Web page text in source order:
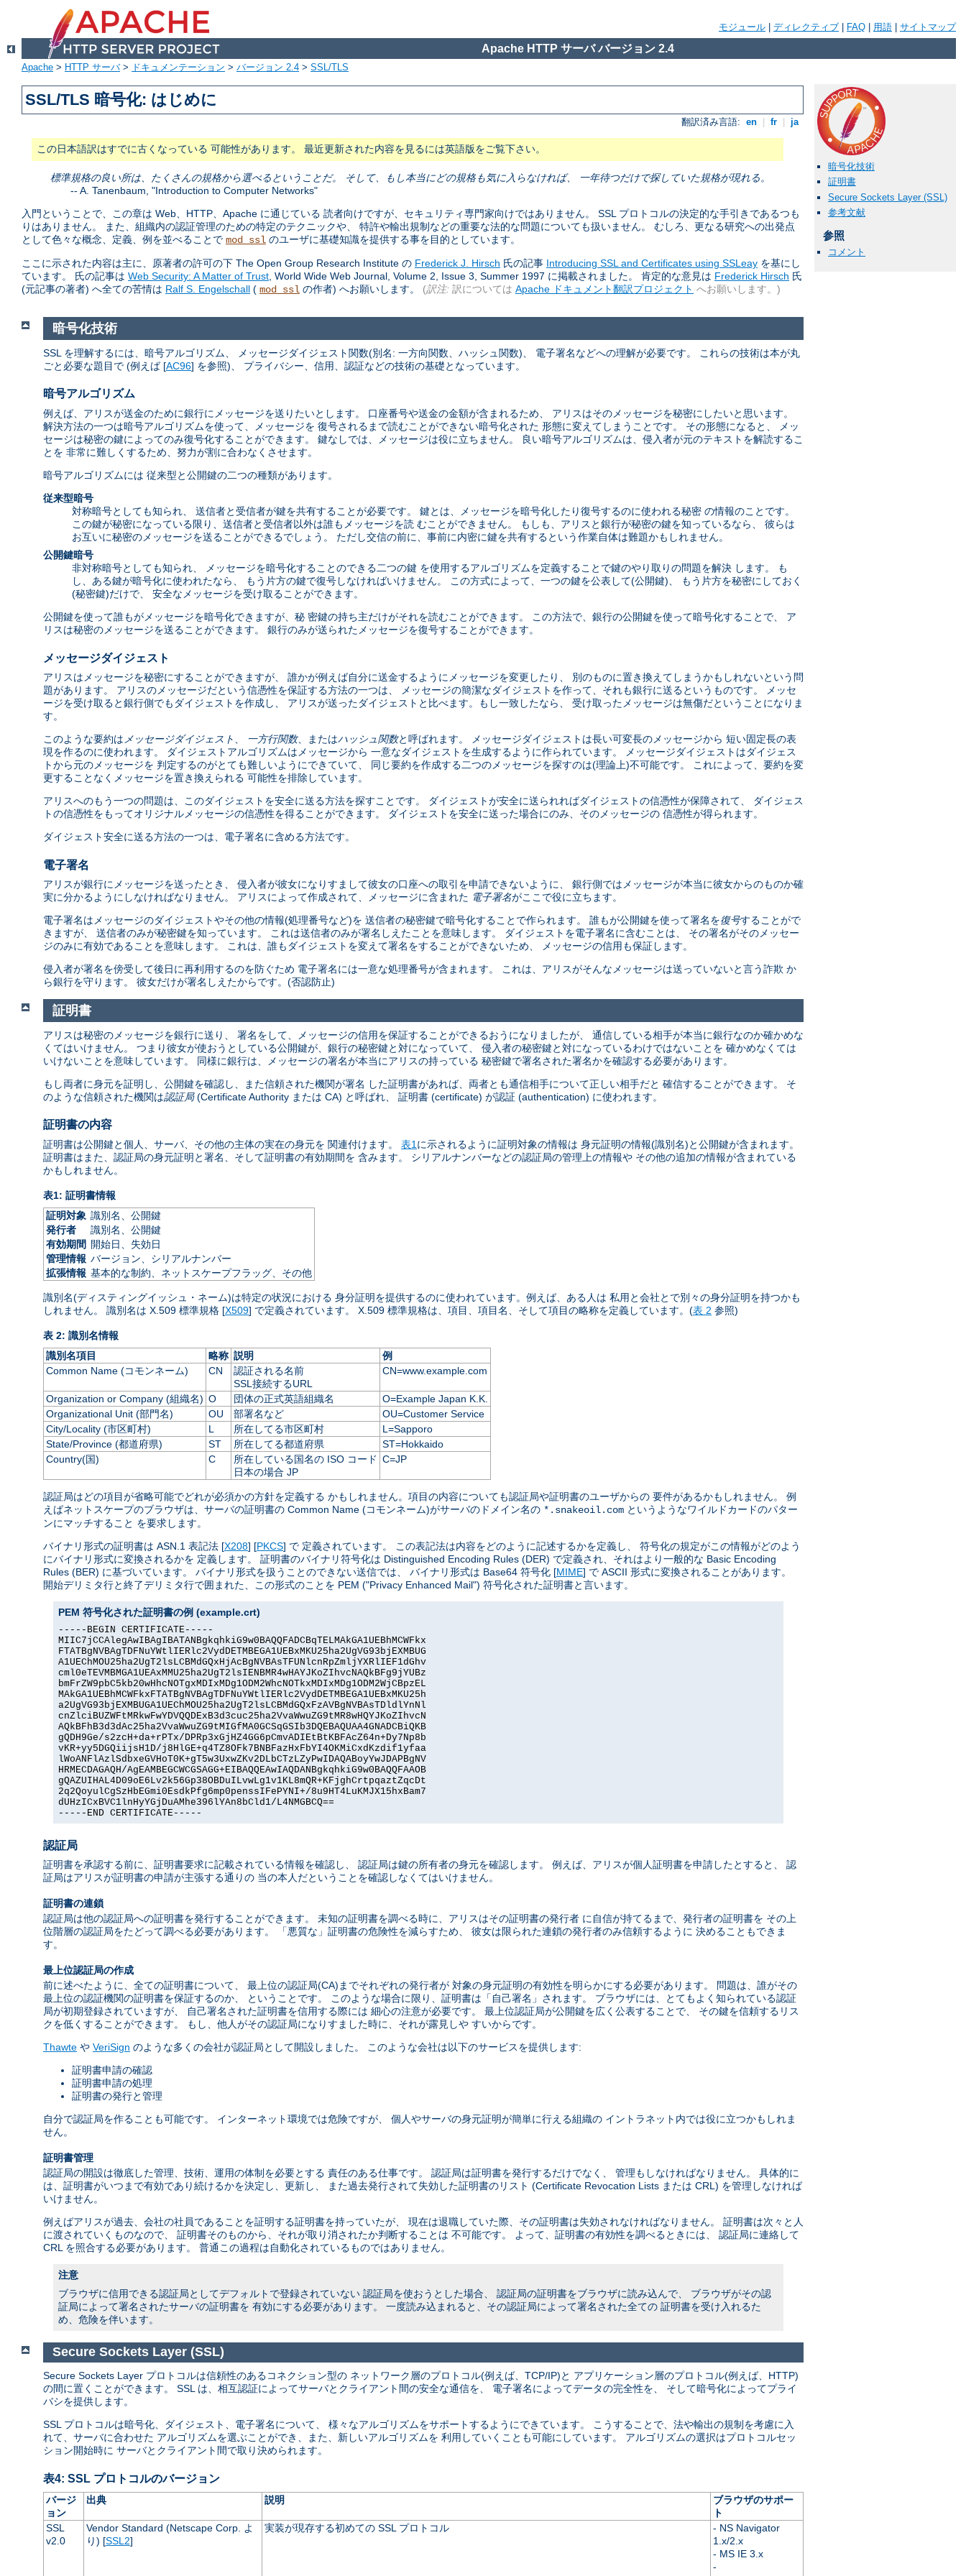
モジュール ディレクティブ FAQ 用語 サイトマップ
Apache HTTP サーバ バージョン 2.4
Apache > HTTP サーバ> ドキュメンテーション > バージョン 2.4 > SSL/TLS
SSL/TLS 暗号化: はじめに
翻訳済み言語: en fr ja
この日本語訳はすでに古くなっている 可能性があります。 最近更新された内容を見るには英語版をご覧下さい。
標準規格の良い所は、たくさんの規格から選べるということだ。 そして、もし本当にどの規格も気に入らなければ、 一年待つだけで探していた規格が現れる。
-- A. Tanenbaum, "Introduction to Computer Networks"
入門ということで、この章は Web、HTTP、Apache に通じている 読者向けですが、セキュリティ専門家向けではありません。 SSL プロトコルの決定的な手引きであるつも
りはありません。 また、組織内の認証管理のための特定のテクニックや、 特許や輸出規制などの重要な法的な問題についても扱いません。 むしろ、更なる研究への出発点
として色々な概念、定義、例を並べることで mod_ssl のユーザに基礎知識を提供する事を目的としています。
ここに示された内容は主に、原著者の許可の下 The Open Group Research Institute の Frederick J. Hirsch 氏の記事 Introducing SSL and Certificates using SSLeay を基にし
ています。 氏の記事は Web Security: A Matter of Trust, World Wide Web Journal, Volume 2, Issue 3, Summer 1997 に掲載されました。 肯定的な意見は Frederick Hirsch 氏
(元記事の著者) へ全ての苦情は Ralf S. Engelschall ( mod_ssl の作者) へお願いします。 (訳注: 訳については Apache ドキュメント翻訳プロジェクト へお願いします。)
暗号化技術
証明書
Secure Sockets Layer (SSL)
参考文献
参照
コメント
暗号化技術
SSL を理解するには、暗号アルゴリズム、 メッセージダイジェスト関数(別名: 一方向関数、ハッシュ関数)、 電子署名などへの理解が必要です。 これらの技術は本が丸
ごと必要な題目で (例えば [AC96] を参照)、 プライバシー、信用、認証などの技術の基礎となっています。
暗号アルゴリズム
例えば、アリスが送金のために銀行にメッセージを送りたいとします。 口座番号や送金の金額が含まれるため、 アリスはそのメッセージを秘密にしたいと思います。
解決方法の一つは暗号アルゴリズムを使って、メッセージを 復号されるまで読むことができない暗号化された 形態に変えてしまうことです。 その形態になると、 メッ
セージは秘密の鍵によってのみ復号化することができます。 鍵なしでは、メッセージは役に立ちません。 良い暗号アルゴリズムは、侵入者が元のテキストを解読するこ
とを 非常に難しくするため、努力が割に合わなくさせます。
暗号アルゴリズムには 従来型と公開鍵の二つの種類があります。
従来型暗号
対称暗号としても知られ、 送信者と受信者が鍵を共有することが必要です。 鍵とは、メッセージを暗号化したり復号するのに使われる秘密 の情報のことです。
この鍵が秘密になっている限り、送信者と受信者以外は誰もメッセージを読 むことができません。 もしも、アリスと銀行が秘密の鍵を知っているなら、 彼らは
お互いに秘密のメッセージを送ることができるでしょう。 ただし交信の前に、事前に内密に鍵を共有するという作業自体は難題かもしれません。
公開鍵暗号
非対称暗号としても知られ、 メッセージを暗号化することのできる二つの鍵 を使用するアルゴリズムを定義することで鍵のやり取りの問題を解決 します。 も
し、ある鍵が暗号化に使われたなら、 もう片方の鍵で復号しなければいけません。 この方式によって、一つの鍵を公表して(公開鍵)、 もう片方を秘密にしておく
(秘密鍵)だけで、 安全なメッセージを受け取ることができます。
公開鍵を使って誰もがメッセージを暗号化できますが、秘 密鍵の持ち主だけがそれを読むことができます。 この方法で、銀行の公開鍵を使って暗号化することで、 ア
リスは秘密のメッセージを送ることができます。 銀行のみが送られたメッセージを復号することができます。
メッセージダイジェスト
アリスはメッセージを秘密にすることができますが、 誰かが例えば自分に送金するようにメッセージを変更したり、 別のものに置き換えてしまうかもしれないという問
題があります。 アリスのメッセージだという信憑性を保証する方法の一つは、 メッセージの簡潔なダイジェストを作って、それも銀行に送るというものです。 メッセ
ージを受け取ると銀行側でもダイジェストを作成し、 アリスが送ったダイジェストと比べます。もし一致したなら、 受け取ったメッセージは無傷だということになりま
す。
このような要約は メッセージダイジェスト 一方行関数、またはハッシュ関数と呼ばれます。 メッセージダイジェストは長い可変長のメッセージから 短い固定長の表
現を作るのに使われます。 ダイジェストアルゴリズムはメッセージから 一意なダイジェストを生成するように作られています。 メッセージダイジェストはダイジェス
トから元のメッセージを 判定するのがとても難しいようにできていて、 同じ要約を作成する二つのメッセージを探すのは(理論上)不可能です。 これによって、要約を変
更することなくメッセージを置き換えられる 可能性を排除しています。
アリスへのもう一つの問題は、このダイジェストを安全に送る方法を探すことです。 ダイジェストが安全に送られればダイジェストの信憑性が保障されて、 ダイジェス
トの信憑性をもってオリジナルメッセージの信憑性を得ることができます。 ダイジェストを安全に送った場合にのみ、そのメッセージの 信憑性が得られます。
ダイジェスト安全に送る方法の一つは、電子署名に含める方法です。
電子署名
アリスが銀行にメッセージを送ったとき、 侵入者が彼女になりすまして彼女の口座への取引を申請できないように、 銀行側ではメッセージが本当に彼女からのものか確
実に分かるようにしなければなりません。 アリスによって作成されて、メッセージに含まれた 電子署名がここで役に立ちます。
電子署名はメッセージのダイジェストやその他の情報(処理番号など)を 送信者の秘密鍵で暗号化することで作られます。 誰もが公開鍵を使って署名を復号することがで
きますが、 送信者のみが秘密鍵を知っています。 これは送信者のみが署名しえたことを意味します。 ダイジェストを電子署名に含むことは、 その署名がそのメッセー
ジのみに有効であることを意味します。 これは、誰もダイジェストを変えて署名をすることができないため、 メッセージの信用も保証します。
侵入者が署名を傍受して後日に再利用するのを防ぐため 電子署名には一意な処理番号が含まれます。 これは、アリスがそんなメッセージは送っていないと言う詐欺 か
ら銀行を守ります。 彼女だけが署名しえたからです。(否認防止)
証明書
アリスは秘密のメッセージを銀行に送り、 署名をして、メッセージの信用を保証することができるおうになりましたが、 通信している相手が本当に銀行なのか確かめな
くてはいけません。 つまり彼女が使おうとしている公開鍵が、銀行の秘密鍵と対になっていて、 侵入者の秘密鍵と対になっているわけではないことを 確かめなくては
いけないことを意味しています。 同様に銀行は、メッセージの署名が本当にアリスの持っている 秘密鍵で署名された署名かを確認する必要があります。
もし両者に身元を証明し、公開鍵を確認し、また信頼された機関が署名 した証明書があれば、両者とも通信相手について正しい相手だと 確信することができます。 そ
のような信頼された機関は認証局(Certificate Authority または CA) と呼ばれ、 証明書 (certificate) が認証 (authentication) に使われます。
証明書の内容
証明書は公開鍵と個人、サーバ、その他の主体の実在の身元を 関連付けます。 表1 に示されるように証明対象の情報は 身元証明の情報(識別名)と公開鍵が含まれます。
証明書はまた、認証局の身元証明と署名、そして証明書の有効期間を 含みます。 シリアルナンバーなどの認証局の管理上の情報や その他の追加の情報が含まれている
かもしれません。
表1: 証明書情報
証明対象 識別名、公開鍵
発行者
識別名、公開鍵
有効期間 開始日、失効日
管理情報 バージョン、シリアルナンバー
拡張情報 基本的な制約、ネットスケープフラッグ、その他
識別名(ディスティングイッシュ・ネーム)は特定の状況における 身分証明を提供するのに使われています。例えば、ある人は 私用と会社とで別々の身分証明を持つかも
しれません。 識別名は X.509 標準規格 [X509] で定義されています。 X.509 標準規格は、項目、項目名、そして項目の略称を定義しています。(表 2 参照)
表 2: 識別名情報
識別名項目
略称 説明
例
Common Name (コモンネーム)
CN
認証される名前
SSL接続するURL
CN=www.example.com
Organization or Company (組織名) O 団体の正式英語組織名
O=Example Japan K.K.
Organizational Unit (部門名)
OU 部署名など
OU=Customer Service
City/Locality (市区町村)
L 所在してる市区町村
L=Sapporo
State/Province (都道府県)
ST 所在してる都道府県
ST=Hokkaido
Country(国)
C
所在している国名の ISO コード
日本の場合 JP
C=JP
認証局はどの項目が省略可能でどれが必須かの方針を定義する かもしれません。項目の内容についても認証局や証明書のユーザからの 要件があるかもしれません。 例
えばネットスケープのブラウザは、サーバの証明書の Common Name (コモンネーム)がサーバのドメイン名の *.snakeoil.com というようなワイルドカードのパター
ンにマッチすること を要求します。
バイナリ形式の証明書は ASN.1 表記法 [X208] [PKCS] で 定義されています。 この表記法は内容をどのように記述するかを定義し、 符号化の規定がこの情報がどのよう
にバイナリ形式に変換されるかを 定義します。 証明書のバイナリ符号化は Distinguished Encoding Rules (DER) で定義され、それはより一般的な Basic Encoding
Rules (BER) に基づいています。 バイナリ形式を扱うことのできない送信では、 バイナリ形式は Base64 符号化 [MIME] で ASCII 形式に変換されることがあります。
開始デリミタ行と終了デリミタ行で囲まれた、この形式のことを PEM ("Privacy Enhanced Mail") 符号化された証明書と言います。
PEM 符号化された証明書の例 (example.crt)
-----BEGIN CERTIFICATE-----
MIIC7jCCAlegAwIBAgIBATANBgkqhkiG9w0BAQQFADCBqTELMAkGA1UEBhMCWFkx
FTATBgNVBAgTDFNuYWtlIERlc2VydDETMBEGA1UEBxMKU25ha2UgVG93bjEXMBUG
A1UEChMOU25ha2UgT2lsLCBMdGQxHjAcBgNVBAsTFUNlcnRpZmljYXRlIEF1dGhv
cml0eTEVMBMGA1UEAxMMU25ha2UgT2lsIENBMR4wHAYJKoZIhvcNAQkBFg9jYUBz
bmFrZW9pbC5kb20wHhcNOTgxMDIxMDg1ODM2WhcNOTkxMDIxMDg1ODM2WjCBpzEL
MAkGA1UEBhMCWFkxFTATBgNVBAgTDFNuYWtlIERlc2VydDETMBEGA1UEBxMKU25h
a2UgVG93bjEXMBUGA1UEChMOU25ha2UgT2lsLCBMdGQxFzAVBgNVBAsTDldlYnNl
cnZlciBUZWFtMRkwFwYDVQQDExB3d3cuc25ha2VvaWwuZG9tMR8wHQYJKoZIhvcN
AQkBFhB3d3dAc25ha2VvaWwuZG9tMIGfMA0GCSqGSIb3DQEBAQUAA4GNADCBiQKB
gQDH9Ge/s2zcH+da+rPTx/DPRp3xGjHZ4GG6pCmvADIEtBtKBFAcZ64n+Dy7Np8b
vKR+yy5DGQiijsH1D/j8HlGE+q4TZ8OFk7BNBFazHxFbYI4OKMiCxdKzdif1yfaa
lWoANFlAzlSdbxeGVHoT0K+gT5w3UxwZKv2DLbCTzLZyPwIDAQABoyYwJDAPBgNV
HRMECDAGAQH/AgEAMBEGCWCGSAGG+EIBAQQEAwIAQDANBgkqhkiG9w0BAQQFAAOB
gQAZUIHAL4D09oE6Lv2k56Gp38OBDuILvwLg1v1KL8mQR+KFjghCrtpqaztZqcDt
2q2QoyulCgSzHbEGmi0EsdkPfg6mp0penssIFePYNI+/8u9HT4LuKMJX15hxBam7
dUHzICxBVC1lnHyYGjDuAMhe396lYAn8bCld1/L4NMGBCQ==
-----END CERTIFICATE-----
認証局
証明書を承認する前に、証明書要求に記載されている情報を確認し、 認証局は鍵の所有者の身元を確認します。 例えば、アリスが個人証明書を申請したとすると、 認
証局はアリスが証明書の申請が主張する通りの 当の本人だということを確認しなくてはいけません。
証明書の連鎖
認証局は他の認証局への証明書を発行することができます。 未知の証明書を調べる時に、アリスはその証明書の発行者 に自信が持てるまで、発行者の証明書を その上
位階層の認証局をたどって調べる必要があります。 「悪質な」証明書の危険性を減らすため、 彼女は限られた連鎖の発行者のみ信頼するように 決めることもできま
す。
最上位認証局の作成
前に述べたように、全ての証明書について、 最上位の認証局(CA)までそれぞれの発行者が 対象の身元証明の有効性を明らかにする必要があります。 問題は、誰がその
最上位の認証機関の証明書を保証するのか、 ということです。 このような場合に限り、証明書は「自己署名」されます。 ブラウザには、とてもよく知られている認証
局が初期登録されていますが、 自己署名された証明書を信用する際には 細心の注意が必要です。 最上位認証局が公開鍵を広く公表することで、 その鍵を信頼するリス
クを低くすることができます。 もし、他人がその認証局になりすました時に、それが露見しや すいからです。
Thawte や VeriSign のような多くの会社が認証局として開設しました。 このような会社は以下のサービスを提供します:
証明書申請の確認
証明書申請の処理
証明書の発行と管理
自分で認証局を作ることも可能です。 インターネット環境では危険ですが、 個人やサーバの身元証明が簡単に行える組織の イントラネット内では役に立つかもしれま
せん。
証明書管理
認証局の開設は徹底した管理、技術、運用の体制を必要とする 責任のある仕事です。 認証局は証明書を発行するだけでなく、 管理もしなければなりません。 具体的に
は、証明書がいつまで有効であり続けるかを決定し、更新し、 また過去発行されて失効した証明書のリスト (Certificate Revocation Lists または CRL) を管理しなければ
いけません。
例えばアリスが過去、会社の社員であることを証明する証明書を持っていたが、 現在は退職していた際、その証明書は失効されなければなりません。 証明書は次々と人
に渡されていくものなので、 証明書そのものから、それが取り消されたか判断することは 不可能です。 よって、証明書の有効性を調べるときには、 認証局に連絡して
CRL を照合する必要があります。 普通この過程は自動化されているものではありません。
注意
ブラウザに信用できる認証局としてデフォルトで登録されていない 認証局を使おうとした場合、 認証局の証明書をブラウザに読み込んで、 ブラウザがその認
証局によって署名されたサーバの証明書を 有効にする必要があります。 一度読み込まれると、その認証局によって署名された全ての 証明書を受け入れるた
め、危険を伴います。
Secure Sockets Layer (SSL)
Secure Sockets Layer プロトコルは信頼性のあるコネクション型の ネットワーク層のプロトコル(例えば、TCP/IP)と アプリケーション層のプロトコル(例えば、HTTP)
の間に置くことができます。 SSL は、相互認証によってサーバとクライアント間の安全な通信を、 電子署名によってデータの完全性を、 そして暗号化によってプライ
バシを提供します。
SSL プロトコルは暗号化、ダイジェスト、電子署名について、 様々なアルゴリズムをサポートするようにできています。 こうすることで、法や輸出の規制を考慮に入
れて、サーバに合わせた アルゴリズムを選ぶことができ、また、新しいアルゴリズムを 利用していくことも可能にしています。 アルゴリズムの選択はプロトコルセッ
ション開始時に サーバとクライアント間で取り決められます。
表4: SSL プロトコルのバージョン
バージ
ョン
出典 説明
ブラウザのサポー
ト
SSL
v2.0
Vendor Standard (Netscape Corp. よ
り) [SSL2]
実装が現存する初めての SSL プロトコル
- NS Navigator
1.x/2.x
- MS IE 3.x
-